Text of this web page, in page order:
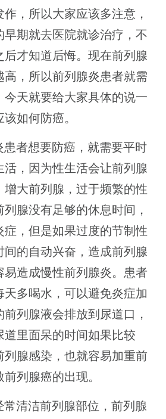
，所以大家应该多注意，
早期就去医院就诊治疗，不
后才知道后悔。现在前列腺
高，所以前列腺炎患者就需
今天就要给大家具体的说一
如何防癌。
患者想要防癌，就需要平时
活，因为性生活会让前列腺
增大前列腺，过于频繁的性
腺没有足够的休息时间，
症，但是如果过度的节制性
间的自动兴奋，造成前列腺
易造成慢性前列腺炎。患者
多喝水，可以避免炎症加
列腺液会排放到尿道口，
道里面呆的时间如果比较
列腺感染，也就容易加重前
列腺癌的出现。
常清洁前列腺部位，前列腺